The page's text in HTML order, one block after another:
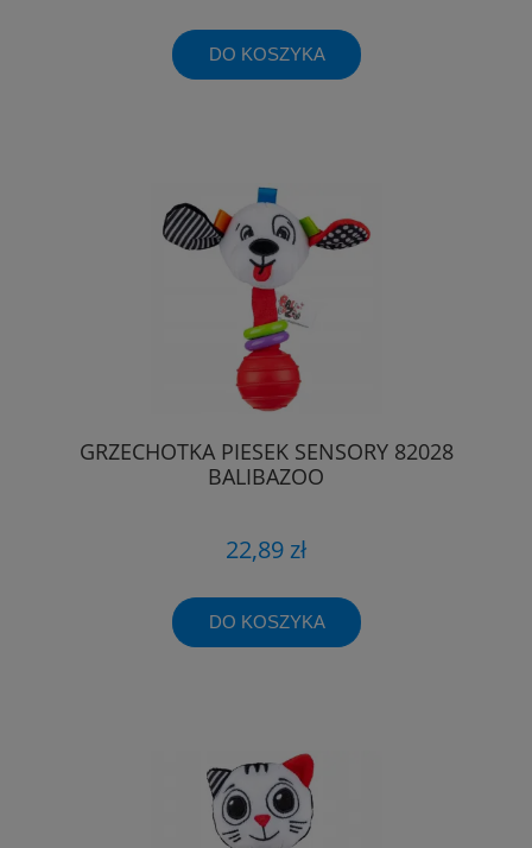
DO KOSZYKA
GRZECHOTKA PIESEK SENSORY 82028
BALIBAZOO
22,89 zł
DO KOSZYKA